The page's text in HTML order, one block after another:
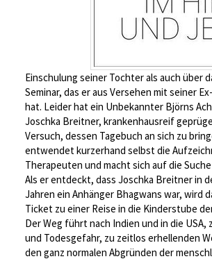
Einschulung seiner Tochter als auch über
Seminar, das er aus Versehen mit seiner
hat. Leider hat ein Unbekannter Björns
Joschka Breitner, krankenhausreif
Versuch, dessen Tagebuch an sich zu
entwendet kurzerhand selbst die
Therapeuten und macht sich auf die
Als er entdeckt, dass Joschka Breitner in
Jahren ein Anhänger Bhagwans war, wird
Ticket zu einer Reise in die Kinderstube
Der Weg führt nach Indien und in die
und Todesgefahr, zu zeitlos erhellenden
den ganz normalen Abgründen der